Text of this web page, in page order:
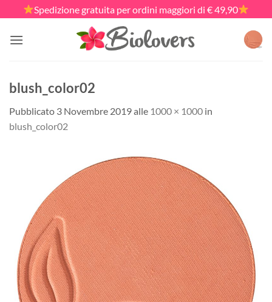
ai
contenuti
Spedizione gratuita per ordini maggiori di € 49,90
blush_color02
Pubblicato 3 Novembre 2019alle 1000 × 1000 in
blush_color02